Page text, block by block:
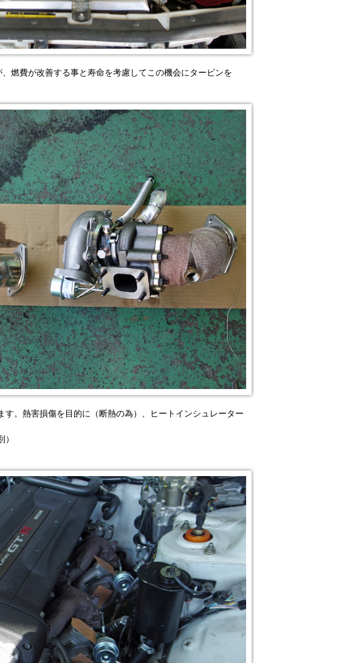
燃費が改善する事と寿命を考慮してこの機会にタービンを
。熱害損傷を目的に（断熱の為）、ヒートインシュレーター